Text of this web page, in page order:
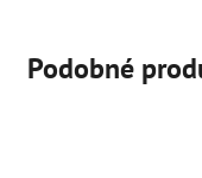
Podobné